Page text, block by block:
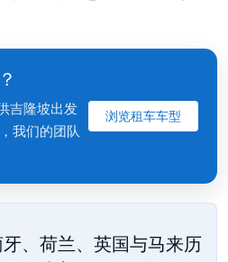
吉隆坡出发
我们的团队
浏览租车车型
、荷兰、英国与马来历